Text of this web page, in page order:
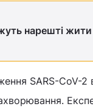
нарешті жити
SARS-CoV-2 в